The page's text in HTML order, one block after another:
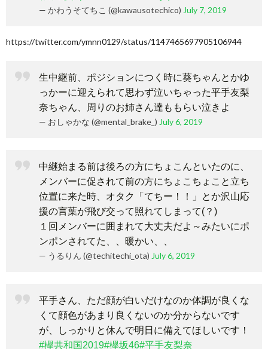
— かわうそてちこ (@kawausotechico) July 7, 2019
https://twitter.com/ymnn0129/status/1147465697905106944
生中継前、ポジションにつく時に葵ちゃんとかゆ
っかーに迎えられて思わず泣いちゃった平手友梨
奈ちゃん、周りのお姉さん達ももらい泣きよ
— おしゃかな (@mental_brake_) July 6, 2019
中継始まる前は後ろの方にちょこんといたのに、
メンバーに促されて前の方にちょこちょこと立ち
位置に来た時、オタク「てちー！！」とか沢山応
援の言葉が飛び交って照れてしまって(？)
１回メンバーに囲まれて大丈夫だよ～みたいにポ
ンポンされてた、、暖かい、、
— うるりん (@techitechi_ota) July 6, 2019
平手さん、ただ顔が白いだけなのか体調が良くな
くて顔色があまり良くないのか分からないです
が、しっかりと休んで明日に備えてほしいです！
#欅共和国2019#欅坂46#平手友梨奈